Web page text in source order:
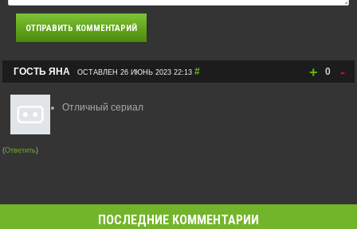
+ 0 -
ГОСТЬ ЯНА ОСТАВЛЕН 26 ИЮНЬ 2023 22:13 #
Отличный сериал
(Ответить)
ПОСЛЕДНИЕ КОММЕНТАРИИ